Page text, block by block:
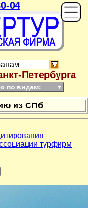
04
Петербурга
по видам: ▼
из СПб